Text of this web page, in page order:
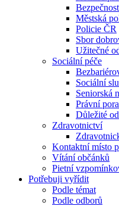
Městská
Policie ČR
Sbor
Užitečné
Sociální péče
Sociální
Seniorská
Právní
Důležité
Zdravotnictví
Kontaktní místo
Vítání občánků
Pietní
Potřebuji vyřídit
Podle témat
Podle odborů